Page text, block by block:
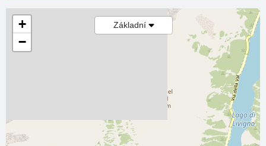
Základní
+
−